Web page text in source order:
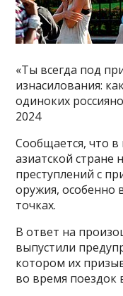
«Ты всегда под
изнасилования:
одиноких
2024
Сообщается, что в
азиатской стране
преступлений с
оружия, особенно
точках.
В ответ на
выпустили
котором их
во время поездок